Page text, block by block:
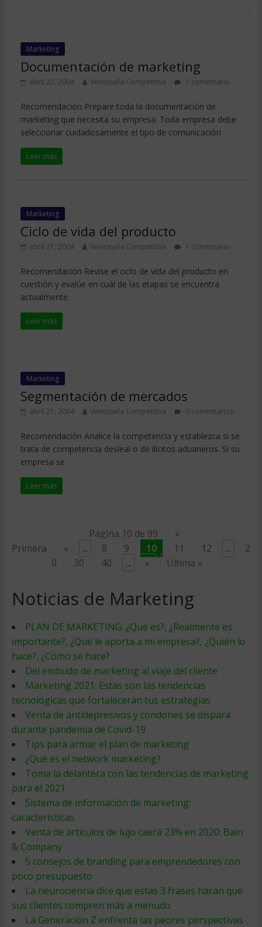
Marketing
Documentación de marketing
abril 22, 2004 Venezuela Competitiva 1 comentario
Recomendación Prepare toda la documentación de
marketing que necesita su empresa. Toda empresa debe
seleccionar cuidadosamente el tipo de comunicación
Leer más
Marketing
Ciclo de vida del producto
abril 21, 2004 Venezuela Competitiva 1 comentario
Recomendación Revise el ciclo de vida del producto en
cuestión y evalúe en cuál de las etapas se encuentra
actualmente.
Leer más
Marketing
Segmentación de mercados
abril 21, 2004 Venezuela Competitiva 0 comentarios
Recomendación Analice la competencia y establezca si se
trata de competencia desleal o de ilícitos aduaneros. Si su
empresa se
Leer más
Página 10 de 99
«
Primera
« ... 8 9 10 11 12 ...
2
0
30 40 ... » Última »
Noticias de Marketing
PLAN DE MARKETING: ¿Qué es?, ¿Realmente es
importante?, ¿Qué le aporta a mi empresa?, ¿Quién lo
hace?, ¿Cómo se hace?
Del embudo de marketing al viaje del cliente
Marketing 2021: Estas son las tendencias
tecnológicas que fortalecerán tus estrategias
Venta de antidepresivos y condones se dispara
durante pandemia de Covid-19
Tips para armar el plan de marketing
¿Qué es el network marketing?
Toma la delantera con las tendencias de marketing
para el 2021
Sistema de información de marketing:
características
Venta de artículos de lujo caerá 23% en 2020: Bain
& Company
5 consejos de branding para emprendedores con
poco presupuesto
La neurociencia dice que estas 3 frases harán que
sus clientes compren más a menudo
La Generación Z enfrenta las peores perspectivas